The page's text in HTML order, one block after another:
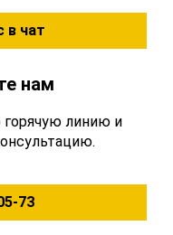
в чат
нам
горячую линию и
73